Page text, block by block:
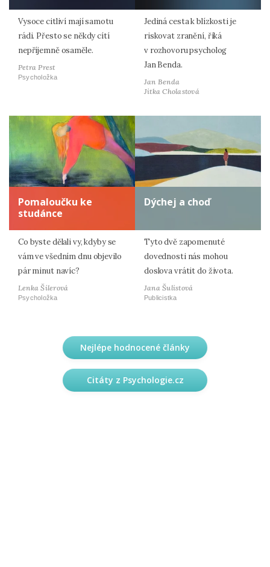
Vysoce citliví mají samotu
rádi. Přesto se někdy cítí
nepříjemně osaměle.
Petra Prest
Psycholožka
Jediná cesta k blízkosti je
riskovat zranění, říká
v rozhovoru psycholog
Jan Benda.
Jan Benda
Jitka Cholastová
Pomaloučku ke
studánce
Co byste dělali vy, kdyby se
vám ve všedním dnu objevilo
pár minut navíc?
Lenka Šilerová
Psycholožka
Dýchej a choď
Tyto dvě zapomenuté
dovednosti nás mohou
doslova vrátit do života.
Jana Šulistová
Publicistka
Nejlépe hodnocené články
Citáty z Psychologie.cz